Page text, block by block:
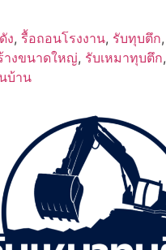
ง, รื้อถอนโรงงาน, รับทุบตึก,
างขนาดใหญ่, รับเหมาทุบตึก,
บ้าน